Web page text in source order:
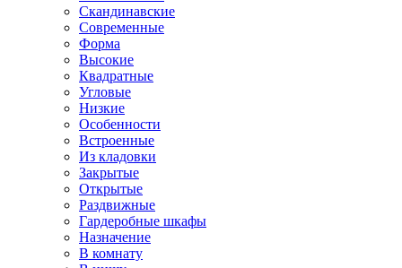
Скандинавские
Современные
Форма
Высокие
Квадратные
Угловые
Низкие
Особенности
Встроенные
Из кладовки
Закрытые
Открытые
Раздвижные
Гардеробные шкафы
Назначение
В комнату